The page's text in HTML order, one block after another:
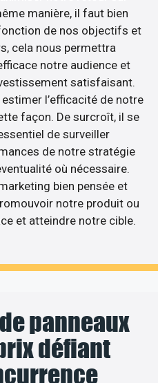
manière, il faut bien
de nos objectifs et
cela nous permettra
notre audience et
satisfaisant.
l’efficacité de notre
façon. De surcroît, il se
de surveiller
de notre stratégie
où nécessaire.
bien pensée et
notre produit ou
et atteindre notre cible.
panneaux
défiant